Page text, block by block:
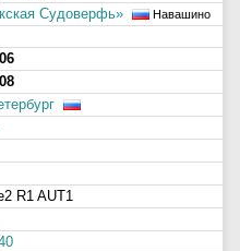
Судоверфь»
Навашино
R1 AUT1